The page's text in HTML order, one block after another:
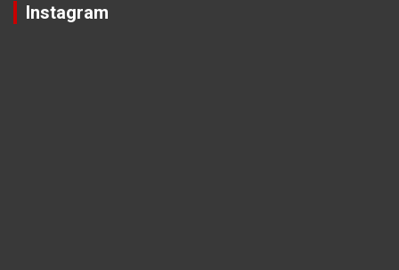
Instagram